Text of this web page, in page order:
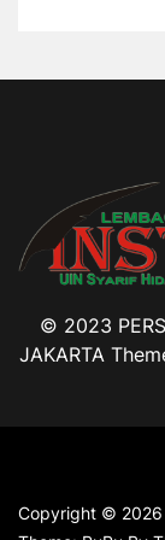
© 2023
JAKARTA
Copyright © 2026